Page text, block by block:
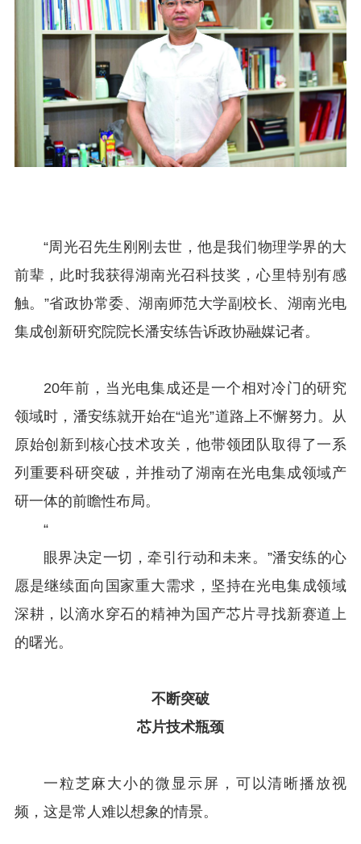
“周光召先生刚刚去世，他是我们物理学界的大
前辈，此时我获得湖南光召科技奖，心里特别有感
触。”省政协常委、湖南师范大学副校长、湖南光电
集成创新研究院院长潘安练告诉政协融媒记者。
20年前，当光电集成还是一个相对冷门的研究
领域时，潘安练就开始在“追光”道路上不懈努力。从
原始创新到核心技术攻关，他带领团队取得了一系
列重要科研突破，并推动了湖南在光电集成领域产
研一体的前瞻性布局。
“
眼界决定一切，牵引行动和未来。”潘安练的心
愿是继续面向国家重大需求，坚持在光电集成领域
深耕，以滴水穿石的精神为国产芯片寻找新赛道上
的曙光。
不断突破
芯片技术瓶颈
一粒芝麻大小的微显示屏，可以清晰播放视
频，这是常人难以想象的情景。